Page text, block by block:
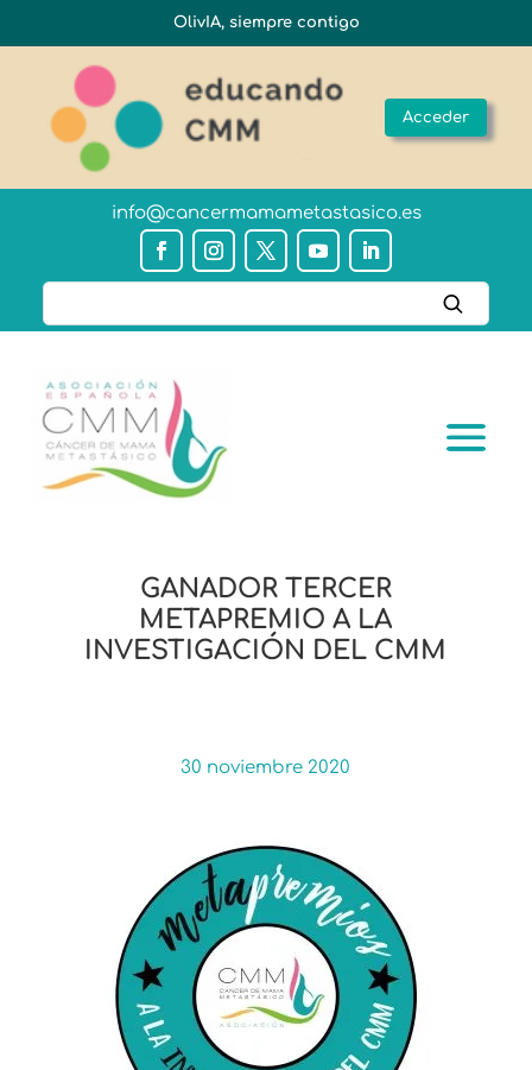
OlivIA, siempre contigo
Acceder
info@cancermamametastasico.es
GANADOR TERCER
METAPREMIO A LA
INVESTIGACIÓN DEL CMM
30 noviembre 2020